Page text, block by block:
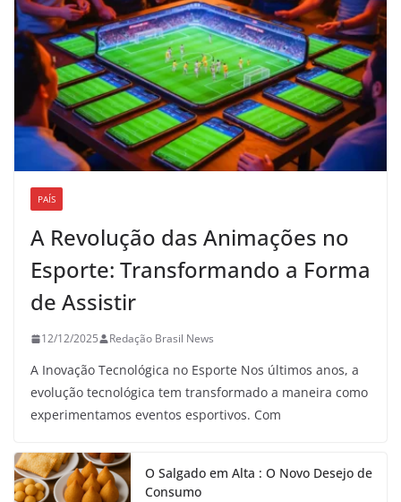
PAÍS
A Revolução das Animações no
Esporte: Transformando a Forma
de Assistir
12/12/2025 Redação Brasil News
A Inovação Tecnológica no Esporte Nos últimos anos, a
evolução tecnológica tem transformado a maneira como
experimentamos eventos esportivos. Com
O Salgado em Alta : O Novo Desejo de
Consumo